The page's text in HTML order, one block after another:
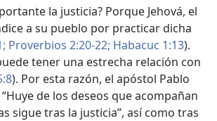
la justicia? Porque Jehová, el
a su pueblo por practicar dicha
Proverbios 2:20-22; Habacuc 1:13).
tener una estrecha relación con
). Por esta razón, el apóstol Pablo
de los deseos que acompañan
sigue tras la justicia”, así como tras